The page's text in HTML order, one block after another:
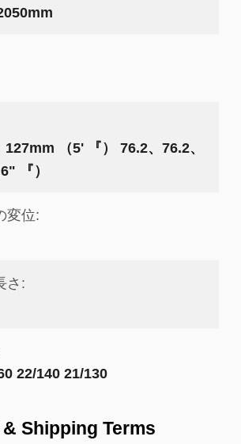
（5' 『） 76.2、76.2、
『）
変位:
さ:
22/140 21/130
Shipping Terms